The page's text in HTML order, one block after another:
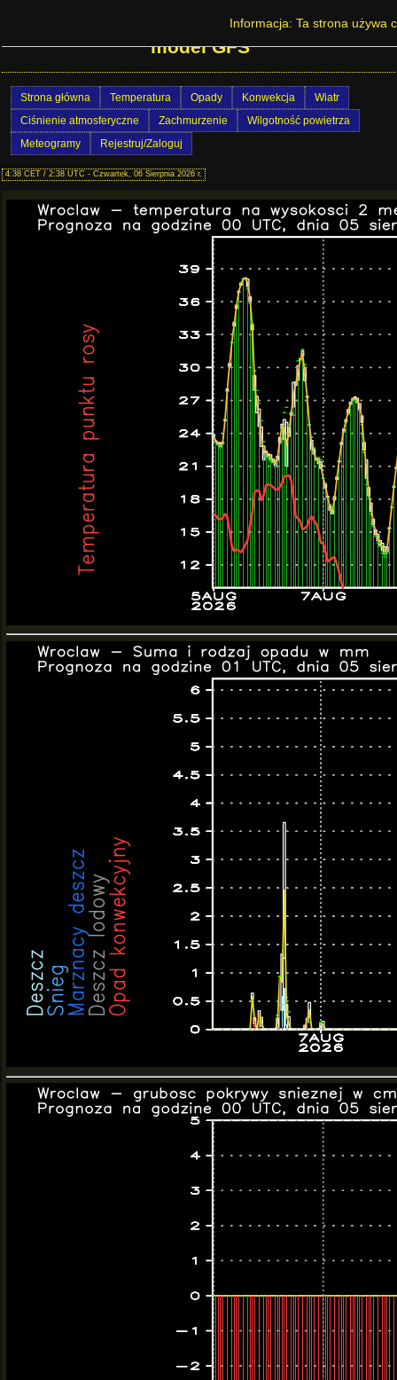
Prognoza pogody w Polsce - Wrocław -
model GFS
Strona główna Temperatura Opady Konwekcja
Wiatr
Ciśnienie atmosferyczne
Zachmurzenie
Wilgotność powietrza
Meteogramy
Rejestruj/Zaloguj
4:38 CET / 2:38 UTC - Czwartek, 06 Sierpnia 2026 r.
Informacja: Ta strona używa